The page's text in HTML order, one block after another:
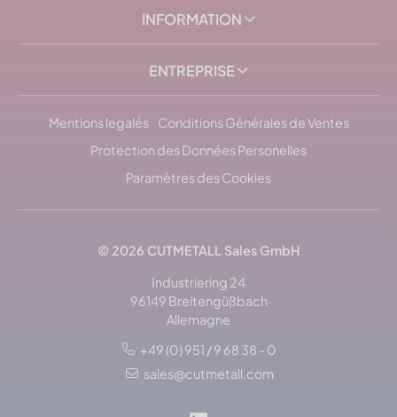
INFORMATION
ENTREPRISE
Mentions legalés
Conditions Générales de Ventes
Protection des Données Personelles
Paramètres des Cookies
© 2026 CUTMETALL Sales GmbH
Industriering 24
96149 Breitengüßbach
Allemagne
+49 (0) 951 / 9 68 38 - 0
sales@cutmetall.com